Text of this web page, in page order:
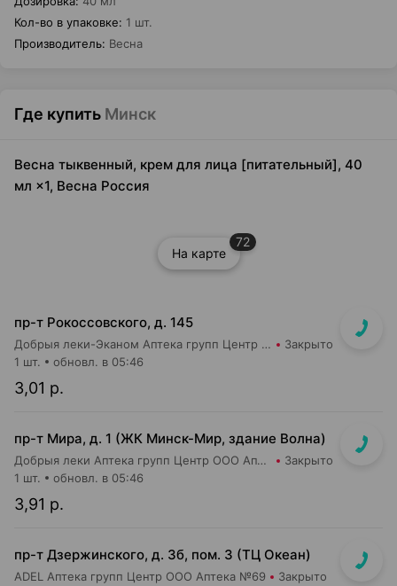
Кол-во в упаковке: 1 шт.
Производитель: Весна
Где купить Минск
Весна тыквенный, крем для лица [питательный], 40
мл ×1, Весна Россия
На карте
72
пр-т Рокоссовского, д. 145
Добрыя леки-Эканом Аптека групп Центр ООО Аптека №90 Закрыто
3,01 р.
1 шт. обновл. в 05:46
пр-т Мира, д. 1 (ЖК Минск-Мир, здание Волна)
Добрыя леки Аптека групп Центр ООО Аптека №95 Закрыто
3,91 р.
1 шт. обновл. в 05:46
пр-т Дзержинского, д. 3б, пом. 3 (ТЦ Океан)
ADEL Аптека групп Центр ООО Аптека №69 Закрыто